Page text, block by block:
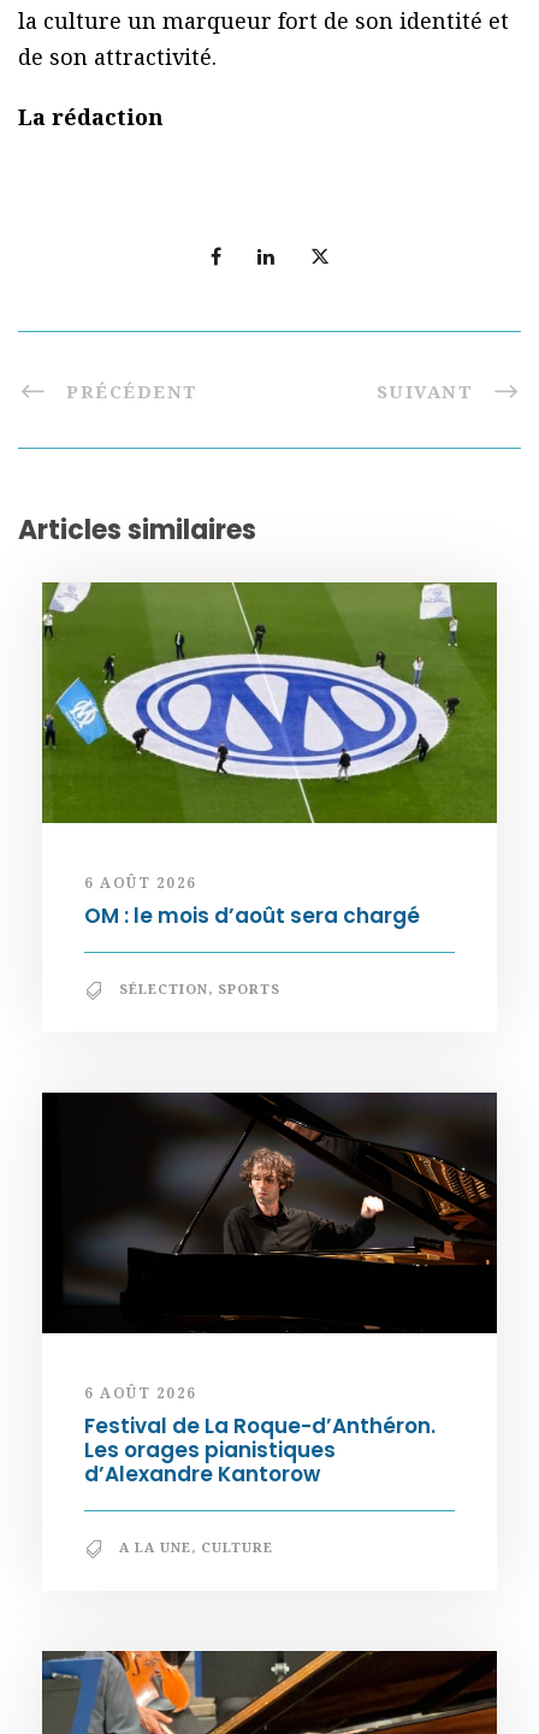
la culture un marqueur fort de son identité et
de son attractivité.
La rédaction
PRÉCÉDENT SUIVANT
Articles similaires
6 AOÛT 2026
OM : le mois d’août sera chargé
SÉLECTION, SPORTS
6 AOÛT 2026
Festival de La Roque-d’Anthéron.
Les orages pianistiques
d’Alexandre Kantorow
A LA UNE, CULTURE